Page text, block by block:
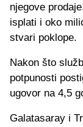
njegove
isplati i oko
stvari poklope.
Nakon što
potpunosti
ugovor na 4,5
Galatasaray i